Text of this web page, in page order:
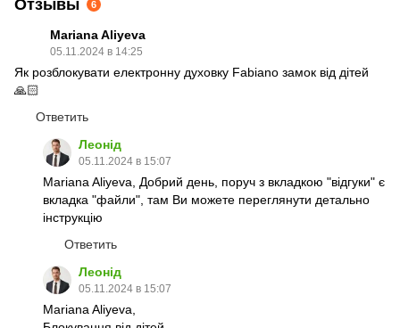
Отзывы 6
Mariana Aliyeva
05.11.2024 в 14:25
Як розблокувати електронну духовку Fabiano замок від дітей
🙏🏻
Ответить
Леонід
05.11.2024 в 15:07
Mariana Aliyeva, Добрий день, поруч з вкладкою "відгуки" є
вкладка "файли", там Ви можете переглянути детально
інструкцію
Ответить
Леонід
05.11.2024 в 15:07
Mariana Aliyeva,